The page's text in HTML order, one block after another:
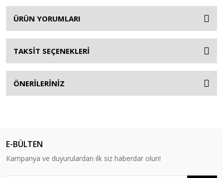
ÜRÜN YORUMLARI
TAKSİT SEÇENEKLERİ
ÖNERİLERİNİZ
E-BÜLTEN
Kampanya ve duyurulardan ilk siz haberdar olun!